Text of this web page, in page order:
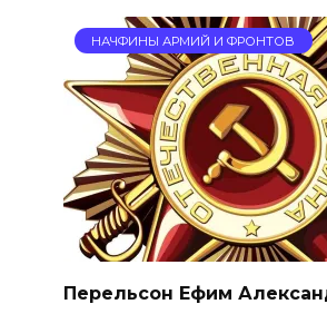
НАЧФИНЫ АРМИЙ И ФРОНТОВ
Перельсон Ефим